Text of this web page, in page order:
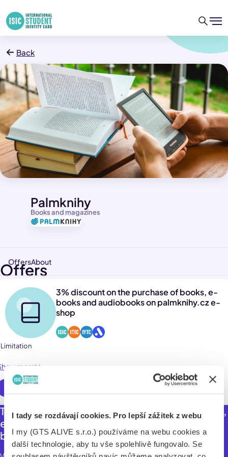
I tady se rozdávají cookies. Pro lepší zážitek z webu
I my (GTS ALIVE s.r.o.) používáme na webu cookies a
další technologie, aby tu vše spolehlivě fungovalo. Se
Back
Books and magazines
Palmknihy
OffersAbout
Offers
3% discount on the purchase of books, e-
books and audiobooks on palmknihy.cz e-
shop
Limitation
more
Use online
Take advantage of a 3% discount on all books,
e-books and audiobooks at Palmknihy online
bookstore.